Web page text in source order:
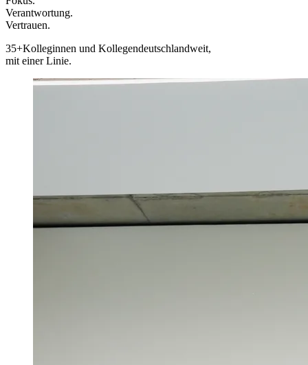
Verantwortung.
Vertrauen.
35+Kolleginnen und Kollegendeutschlandweit,
mit einer Linie.